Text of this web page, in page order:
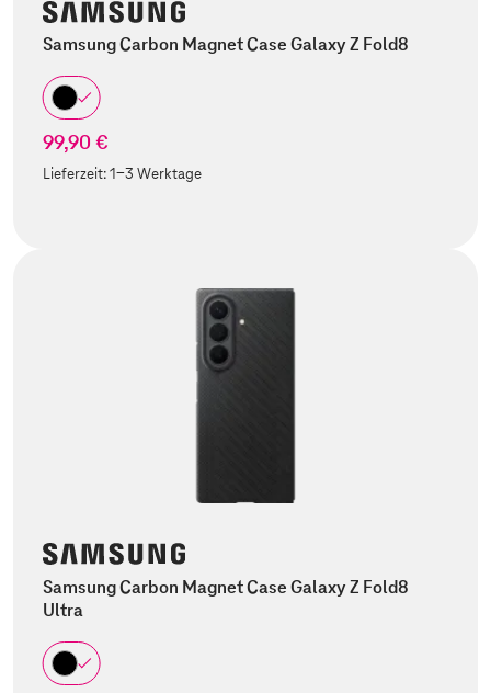
Samsung Carbon Magnet Case Galaxy Z Fold8
99,90 €
Lieferzeit:1-3 Werktage
Samsung Carbon Magnet Case Galaxy Z Fold8
Ultra